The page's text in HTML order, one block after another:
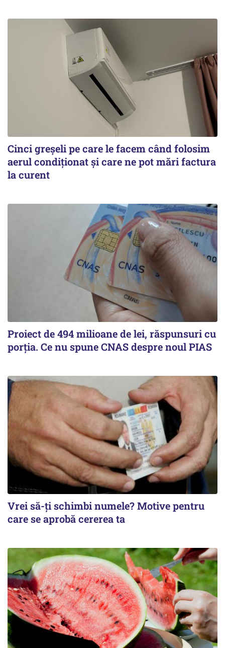
Cinci greșeli pe care le facem când folosim
aerul condiționat și care ne pot mări factura
la curent
Proiect de 494 milioane de lei, răspunsuri cu
porția. Ce nu spune CNAS despre noul PIAS
Vrei să-ți schimbi numele? Motive pentru
care se aprobă cererea ta